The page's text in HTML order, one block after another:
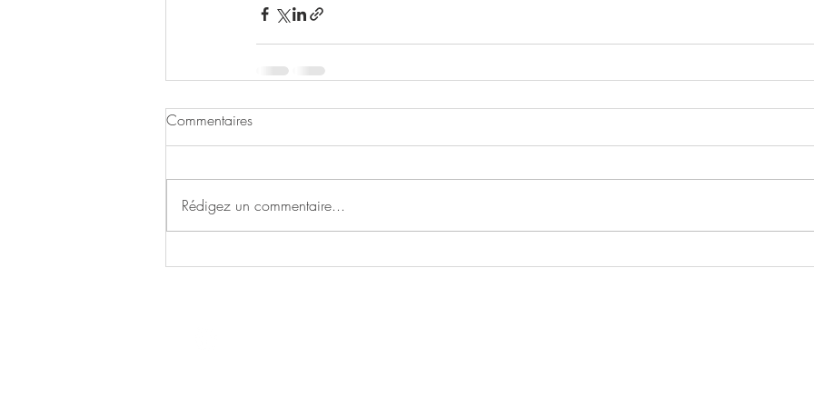
Commentaires
Rédigez un commentaire...